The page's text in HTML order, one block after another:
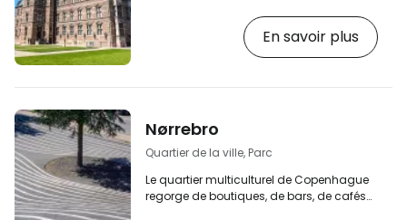
Renaissance abrite dans ses caves les
joyaux de la couronne danoise et les
trouve le magnifique parc Kongens Have,
avec sa roseraie, ses…
En savoir plus
Nørrebro
Quartier de la ville, Parc
Le quartier multiculturel de Copenhague
regorge de boutiques, de bars, de cafés